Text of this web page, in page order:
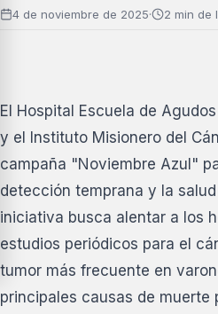
4 de noviembre de 2025· 2 min de
El Hospital Escuela de
y el Instituto Misionero del
campaña "Noviembre Azul"
detección temprana y la
iniciativa busca alentar a los
estudios periódicos para el
tumor más frecuente en
principales causas de muerte